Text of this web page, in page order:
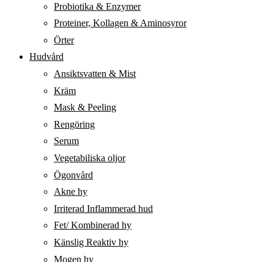
Probiotika & Enzymer
Proteiner, Kollagen & Aminosyror
Örter
Hudvård
Ansiktsvatten & Mist
Kräm
Mask & Peeling
Rengöring
Serum
Vegetabiliska oljor
Ögonvård
Akne hy
Irriterad Inflammerad hud
Fet/ Kombinerad hy
Känslig Reaktiv hy
Mogen hy